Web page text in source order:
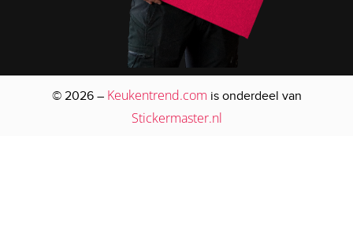
© 2026 – Keukentrend.com is onderdeel van
Stickermaster.nl